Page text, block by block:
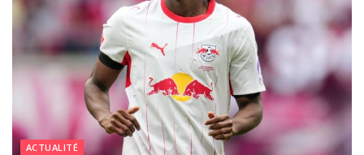
ACTUALITÉ